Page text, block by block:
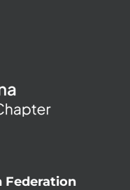
Federation